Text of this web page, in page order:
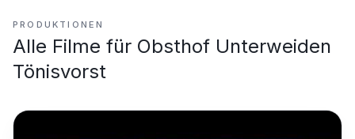
PRODUKTIONEN
Alle Filme für Obsthof Unterweiden
Tönisvorst